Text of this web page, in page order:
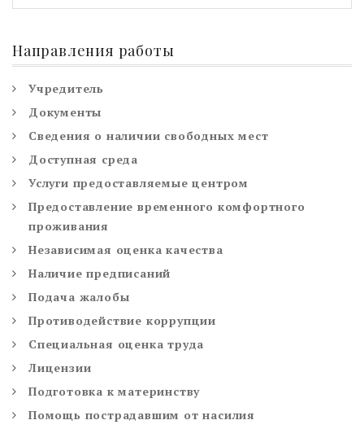
Направления работы
Учредитель
Документы
Сведения о наличии свободных мест
Доступная среда
Услуги предоставляемые центром
Предоставление временного комфортного
проживания
Независимая оценка качества
Наличие предписаний
Подача жалобы
Противодействие коррупции
Специальная оценка труда
Лицензии
Подготовка к материнству
Помощь пострадавшим от насилия